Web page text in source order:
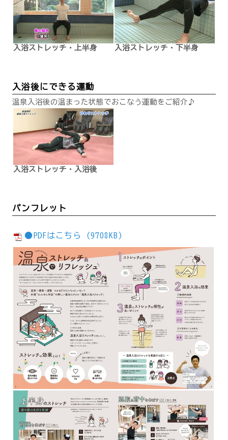
入浴ストレッチ・上半身 入浴ストレッチ・下半身
入浴後にできる運動
温泉入浴後の温まった状態でおこなう運動をご紹介♪
入浴ストレッチ・入浴後
パンフレット
●PDFはこちら (9708KB)